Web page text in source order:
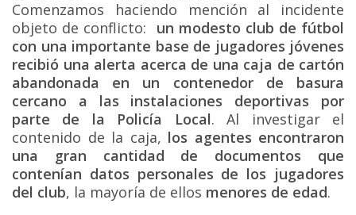
Comenzamos haciendo mención al incidente
objeto de conflicto: un modesto club de fútbol
con una importante base de jugadores jóvenes
recibió una alerta acerca de una caja de cartón
abandonada en un contenedor de basura
cercano a las instalaciones deportivas por
parte de la Policía Local. Al investigar el
contenido de la caja, los agentes encontraron
una gran cantidad de documentos que
contenían datos personales de los jugadores
del club, la mayoría de ellos menores de edad.